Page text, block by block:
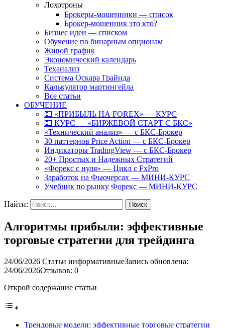
Лохотроны
Брокеры-мошенники — список
Брокер-мошенник это кто?
Бизнес идеи — списком
Обучение по бинарным опционам
Живой график
Экономический календарь
Теханализ
Система Оскара Грайнда
Калькулятор мартингейла
Все статьи
ОБУЧЕНИЕ
💵 «ПРИБЫЛЬ НА FOREX» — КУРС
💵 КУРС — «БИРЖЕВОЙ СТАРТ С БКС»
«Технический анализ» — с БКС-Брокер
30 паттернов Price Action — с БКС-Брокер
Индикаторы TradingView — с БКС-Брокер
20+ Простых и Надежных Стратегий
«Форекс с нуля» — Цикл с FxPro
Заработок на Фьючерсах — МИНИ-КУРС
Учебник по рынку Форекс — МИНИ-КУРС
Найти:
Алгоритмы прибыли: эффективные
торговые стратегии для трейдинга
24/06/2026 Статьи информативныеЗапись обновлена:
24/06/2026Отзывов: 0
Открой содержание статьи
Трендовые модели: эффективные торговые стратегии